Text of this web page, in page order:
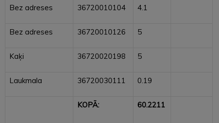
Bez adreses 36720010104 4.1
Bez adreses 36720010126 5
Kaķi 36720020198 5
Laukmala 36720030111 0.19
KOPĀ: 60.2211